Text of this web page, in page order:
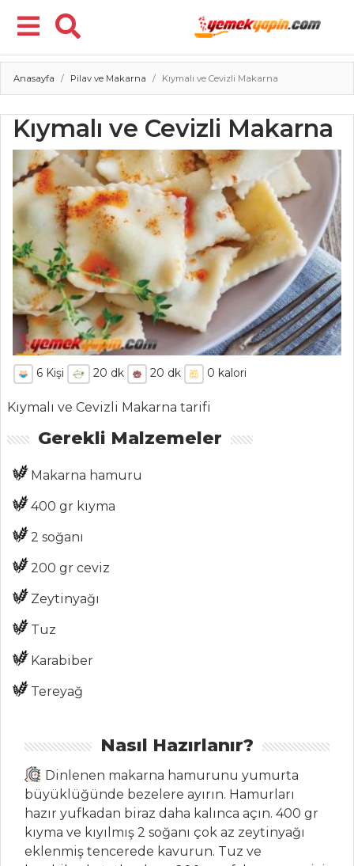
Menü
MENÜLER
Tüm
Kategoriler
BALIK
YEMEKLERI
Soya Soslu
Anasayfa Pilav ve Makarna Kıymalı ve Cevizli Makarna
Kıymalı ve Cevizli Makarna
6 Kişi 20 dk 20 dk 0 kalori
Kıymalı ve Cevizli Makarna tarifi
Gerekli Malzemeler
Makarna hamuru
400 gr kıyma
2 soğanı
200 gr ceviz
Zeytinyağı
Tuz
Karabiber
Tereyağ
Nasıl Hazırlanır?
Dinlenen makarna hamurunu yumurta
büyüklüğünde bezelere ayırın. Hamurları
hazır yufkadan biraz daha kalınca açın. 400 gr
kıyma ve kıyılmış 2 soğanı çok az zeytinyağı
eklenmiş tencerede kavurun. Tuz ve